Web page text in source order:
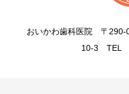
おいかわ歯科医院 〒290-
10-3 TEL